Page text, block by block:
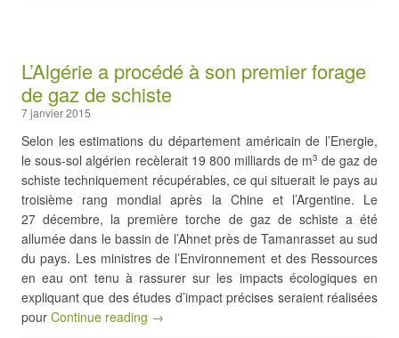
L’Algérie a procédé à son premier forage
de gaz de schiste
7 janvier 2015
Selon les estimations du département américain de l’Energie,
le sous-sol algérien recèlerait 19 800 milliards de m3 de gaz de
schiste techniquement récupérables, ce qui situerait le pays au
troisième rang mondial après la Chine et l’Argentine. Le
27 décembre, la première torche de gaz de schiste a été
allumée dans le bassin de l’Ahnet près de Tamanrasset au sud
du pays. Les ministres de l’Environnement et des Ressources
en eau ont tenu à rassurer sur les impacts écologiques en
expliquant que des études d’impact précises seraient réalisées
pour Continue reading →